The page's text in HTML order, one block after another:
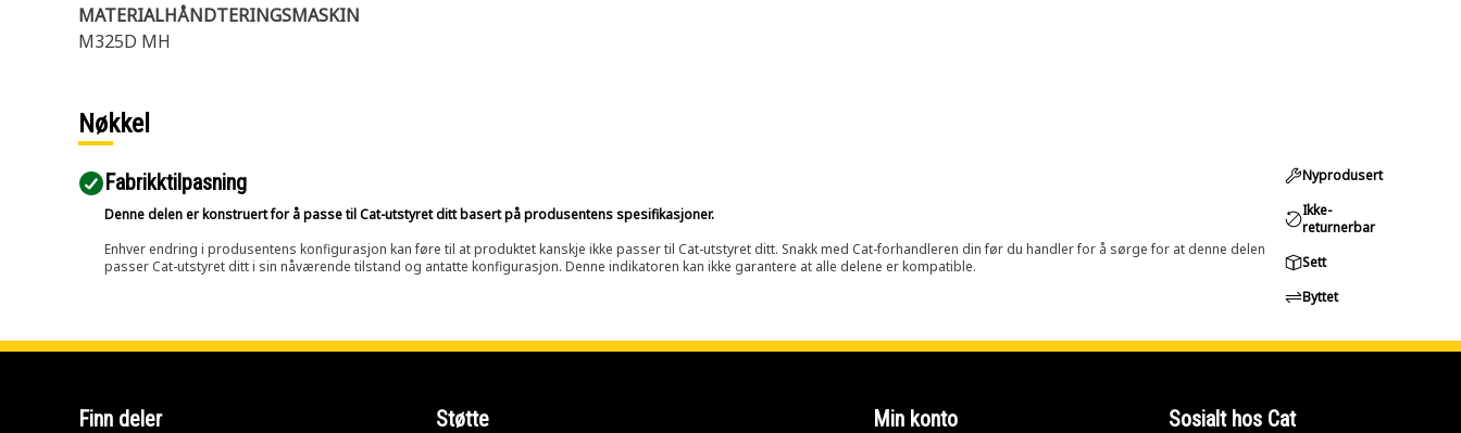
MATERIALHÅNDTERINGSMASKIN
M325D MH
Nøkkel
Fabrikktilpasning
Denne delen er konstruert for å passe til Cat-utstyret ditt basert på produsentens spesifikasjoner.
Enhver endring i produsentens konfigurasjon kan føre til at produktet kanskje ikke passer til Cat-utstyret ditt. Snakk med Cat-forhandleren din før du handler for å sørge for at denne delen
passer Cat-utstyret ditt i sin nåværende tilstand og antatte konfigurasjon. Denne indikatoren kan ikke garantere at alle delene er kompatible.
Nyprodusert
Ikke-
returnerbar
Sett
Byttet
Finn deler Støtte Min konto Sosialt hos Cat